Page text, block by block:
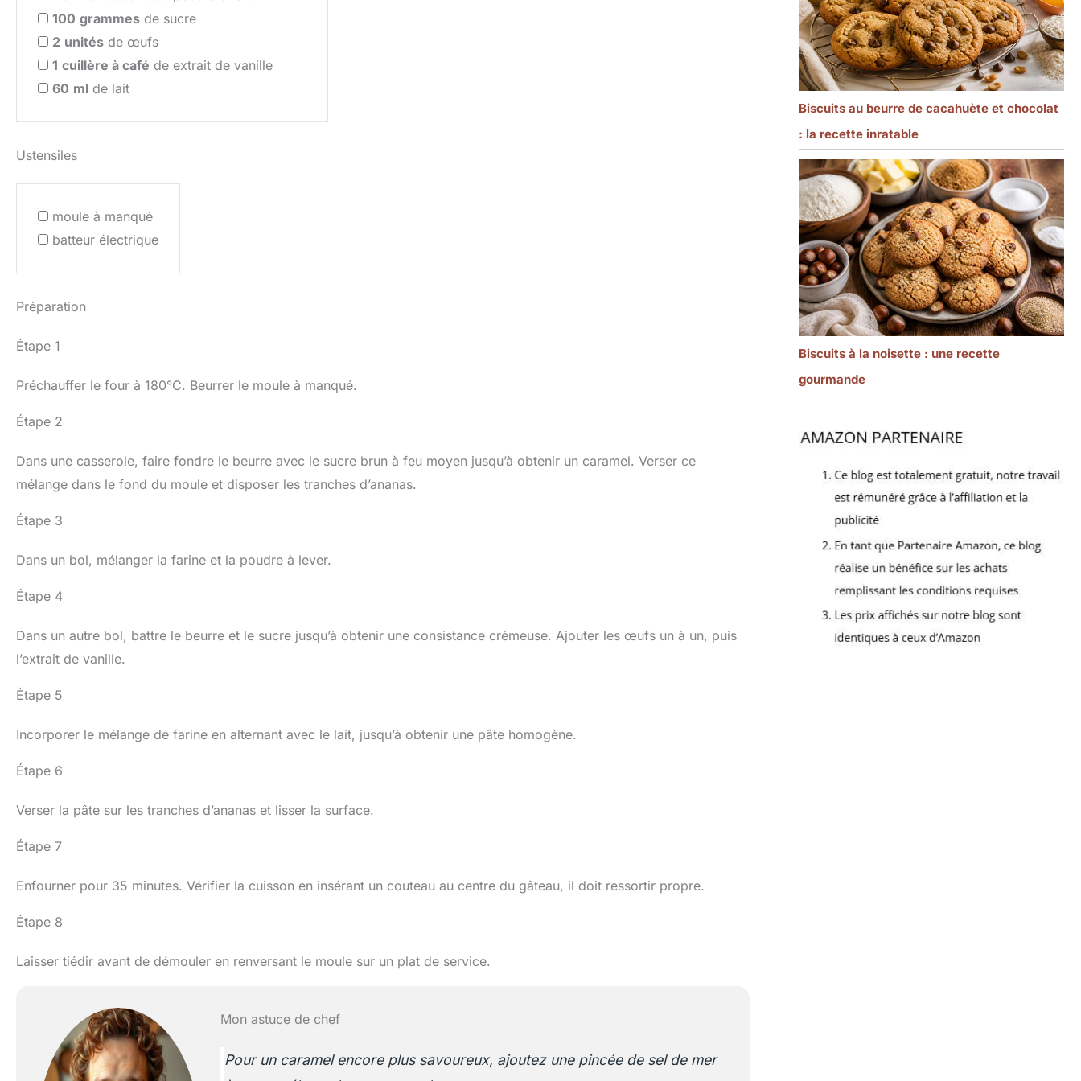
100 grammes de sucre
2 unités de œufs
1 cuillère à café de extrait de vanille
60 ml de lait
Ustensiles
moule à manqué
batteur électrique
Préparation
Étape 1
Préchauffer le four à 180°C. Beurrer le moule à manqué.
Étape 2
Dans une casserole, faire fondre le beurre avec le sucre brun à feu moyen jusqu’à obtenir un caramel. Verser ce
mélange dans le fond du moule et disposer les tranches d’ananas.
Étape 3
Dans un bol, mélanger la farine et la poudre à lever.
Étape 4
Dans un autre bol, battre le beurre et le sucre jusqu’à obtenir une consistance crémeuse. Ajouter les œufs un à un, puis
l’extrait de vanille.
Étape 5
Incorporer le mélange de farine en alternant avec le lait, jusqu’à obtenir une pâte homogène.
Étape 6
Verser la pâte sur les tranches d’ananas et lisser la surface.
Étape 7
Enfourner pour 35 minutes. Vérifier la cuisson en insérant un couteau au centre du gâteau, il doit ressortir propre.
Étape 8
Laisser tiédir avant de démouler en renversant le moule sur un plat de service.
Mon astuce de chef
Pour un caramel encore plus savoureux, ajoutez une pincée de sel de mer
Biscuits au beurre de cacahuète et chocolat
: la recette inratable
Biscuits à la noisette : une recette
gourmande